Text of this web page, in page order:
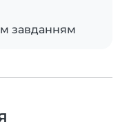
завданням